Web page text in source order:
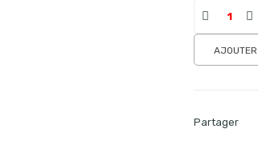
Partager